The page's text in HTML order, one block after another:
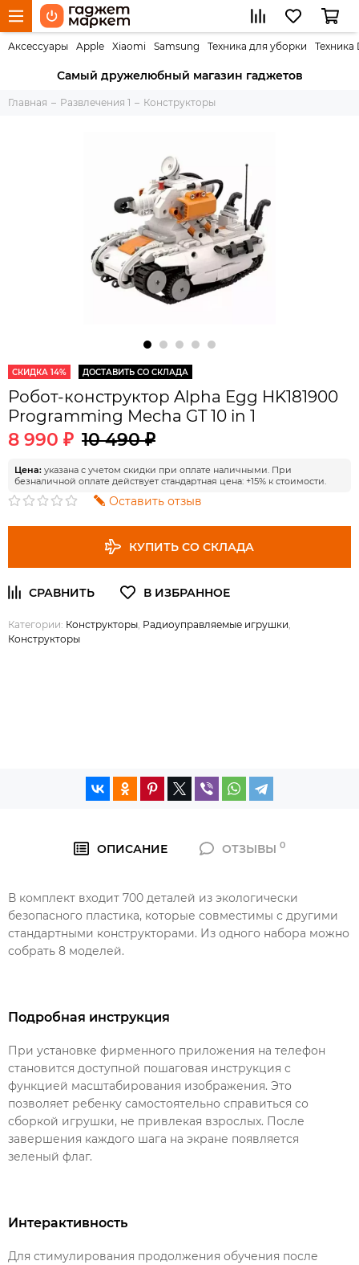
Аксессуары Apple Xiaomi Samsung Техника для уборки Техника
Самый дружелюбный магазин гаджетов
Главная Развлечения 1 Конструкторы
СКИДКА 14% ДОСТАВИТЬ СО СКЛАДА
Робот-конструктор Alpha Egg HK181900
Programming Mecha GT 10 in 1
8 990 ₽ 10 490 ₽
Цена: указана с учетом скидки при оплате наличными. При
безналичной оплате действует стандартная цена: +15% к стоимости.
Оставить отзыв
КУПИТЬ СО СКЛАДА
Категории: Конструкторы Радиоуправляемые игрушки
Конструкторы
ОПИСАНИЕ ОТЗЫВЫ0
В комплект входит 700 деталей из экологически
безопасного пластика, которые совместимы с другими
стандартными конструкторами. Из одного набора можно
собрать 8 моделей.
Подробная инструкция
При установке фирменного приложения на телефон
становится доступной пошаговая инструкция с
функцией масштабирования изображения. Это
позволяет ребенку самостоятельно справиться со
сборкой игрушки, не привлекая взрослых. После
завершения каждого шага на экране появляется
зеленый флаг.
Интерактивность
Для стимулирования продолжения обучения после